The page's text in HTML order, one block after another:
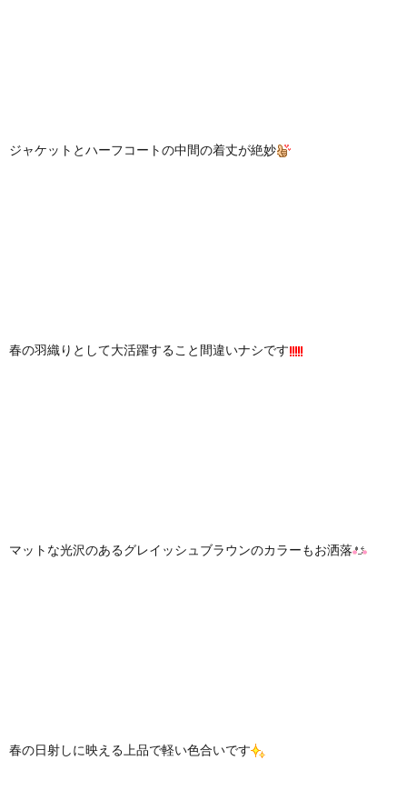
ジャケットとハーフコートの中間の着丈が絶妙
春の羽織りとして大活躍すること間違いナシです
マットな光沢のあるグレイッシュブラウンのカラーもお洒落
春の日射しに映える上品で軽い色合いです